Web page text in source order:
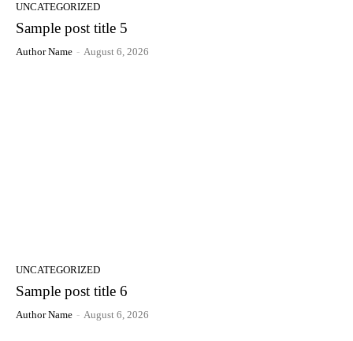
UNCATEGORIZED
Sample post title 5
Author Name - August 6, 2026
UNCATEGORIZED
Sample post title 6
Author Name - August 6, 2026